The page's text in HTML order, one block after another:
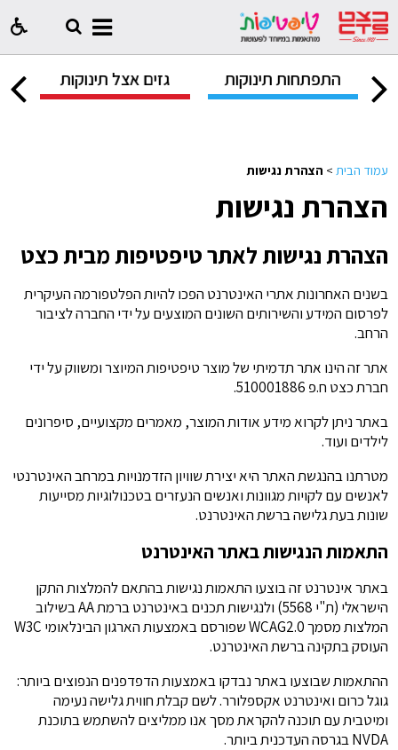
התפתחות תינוקות גזים אצל תינוקות
עמוד הבית > הצהרת נגישות
הצהרת נגישות
הצהרת נגישות לאתר טיפטיפות מבית כצט
בשנים האחרונות אתרי האינטרנט הפכו להיות הפלטפורמה העיקרית
לפרסום המידע והשירותים השונים המוצעים על ידי החברה לציבור
הרחב.
אתר זה הינו אתר תדמיתי של מוצר טיפטיפות המיוצר ומשווק על ידי
חברת כצט ח.פ 510001886.
באתר ניתן לקרוא מידע אודות המוצר, מאמרים מקצועיים, סיפרונים
לילדים ועוד.
מטרתנו בהנגשת האתר היא יצירת שוויון הזדמנויות במרחב האינטרנטי
לאנשים עם לקויות מגוונות ואנשים הנעזרים בטכנולוגיות מסייעות
שונות בעת גלישה ברשת האינטרנט.
התאמות הנגישות באתר האינטרנט
באתר אינטרנט זה בוצעו התאמות נגישות בהתאם להמלצות התקן
הישראלי (ת"י 5568) ולנגישות תכנים באינטרנט ברמת AA בשילוב
המלצות מסמך WCAG2.0 שפורסם באמצעות הארגון הבינלאומי W3C
העוסק בתקינה ברשת האינטרנט.
ההתאמות שבוצעו באתר נבדקו באמצעות הדפדפנים הנפוצים ביותר:
גוגל כרום ואינטרנט אקספלורר. לשם קבלת חווית גלישה נעימה
ומיטבית עם תוכנה להקראת מסך אנו ממליצים להשתמש בתוכנת
NVDA בגרסה העדכנית ביותר.